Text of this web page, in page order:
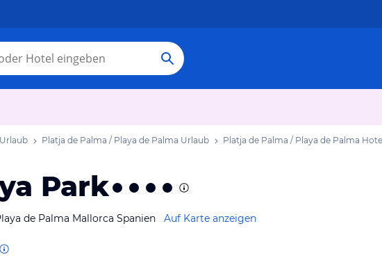
Platja de Palma / Playa de Palma Urlaub Platja de Palma / Playa de Palma
Park
de Palma Mallorca Spanien Auf Karte anzeigen